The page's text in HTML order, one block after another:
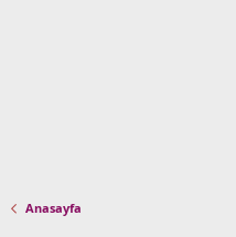
Anasayfa